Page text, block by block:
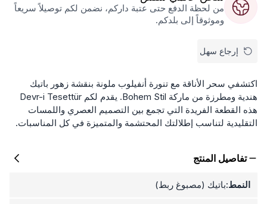
من لحظة الدفع حتى عتبة داركم، نضمن لكم توصيلاً سريعاً
وموثوقاً إلى بلدكم.
إرجاع سهل
اكتشفي سحر الأناقة مع تنورة أنفيلوب ملونة بنقشة زهور باتيك
هندية ومطرزة من ماركة Bohem Stil. يقدم لكم Devr-i Tesettür
هذه القطعة الفريدة التي تجمع بين التصميم العصري واللمسات
التقليدية لتناسب إطلالتك المحتشمة والمتميزة في كل المناسبات.
تفاصيل المنتج
النمط:باتيك (مصبوغ ربط)